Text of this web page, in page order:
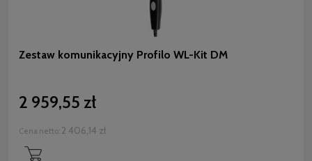
Zestaw komunikacyjny Profilo WL-Kit DM
2 959,55 zł
Cena netto: 2 406,14 zł